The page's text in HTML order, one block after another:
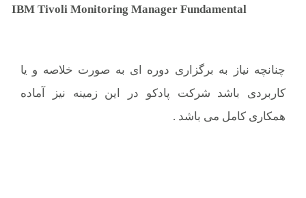
IBM Tivoli Monitoring Manager Fundamental
چنانچه نیاز به برگزاری دوره ای به صورت خلاصه و یا
کاربردی باشد شرکت پادکو در این زمینه نیز آماده
همکاری کامل می باشد .